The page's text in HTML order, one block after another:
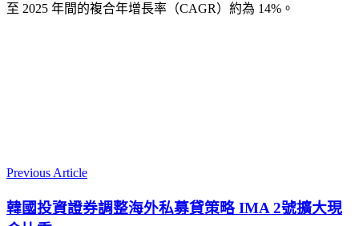
至 2025 年間的複合年增長率（CAGR）約為 14%。
Previous Article
韓國投資證券調整海外私募貸策略 IMA 2號擴大現